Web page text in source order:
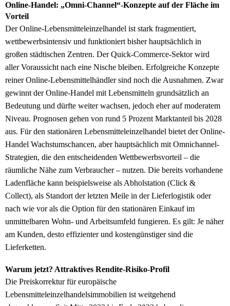
Online-Handel: „Omni-Channel“-Konzepte auf der Fläche im
Vorteil
Der Online-Lebensmitteleinzelhandel ist stark fragmentiert,
wettbewerbsintensiv und funktioniert bisher hauptsächlich in
großen städtischen Zentren. Der Quick-Commerce-Sektor wird
aller Voraussicht nach eine Nische bleiben. Erfolgreiche Konzepte
reiner Online-Lebensmittelhändler sind noch die Ausnahmen. Zwar
gewinnt der Online-Handel mit Lebensmitteln grundsätzlich an
Bedeutung und dürfte weiter wachsen, jedoch eher auf moderatem
Niveau. Prognosen gehen von rund 5 Prozent Marktanteil bis 2028
aus. Für den stationären Lebensmitteleinzelhandel bietet der Online-
Handel Wachstumschancen, aber hauptsächlich mit Omnichannel-
Strategien, die den entscheidenden Wettbewerbsvorteil – die
räumliche Nähe zum Verbraucher – nutzen. Die bereits vorhandene
Ladenfläche kann beispielsweise als Abholstation (Click &
Collect), als Standort der letzten Meile in der Lieferlogistik oder
nach wie vor als die Option für den stationären Einkauf im
unmittelbaren Wohn- und Arbeitsumfeld fungieren. Es gilt: Je näher
am Kunden, desto effizienter und kostengünstiger sind die
Lieferketten.
Warum jetzt? Attraktives Rendite-Risiko-Profil
Die Preiskorrektur für europäische
Lebensmitteleinzelhandelsimmobilien ist weitgehend